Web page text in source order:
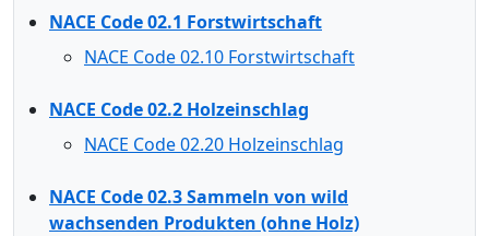
NACE Code 02.1 Forstwirtschaft
NACE Code 02.10 Forstwirtschaft
NACE Code 02.2 Holzeinschlag
NACE Code 02.20 Holzeinschlag
NACE Code 02.3 Sammeln von wild
wachsenden Produkten (ohne Holz)